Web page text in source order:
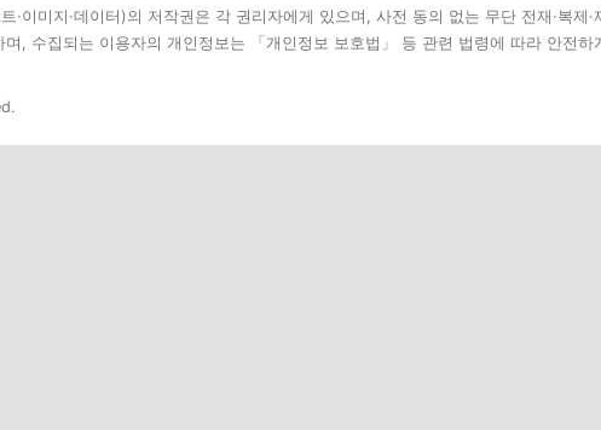
이미지·데이터)의 저작권은 각 권리자에게 있으며, 사전 동의 없는 무단 전재·복제·
, 수집되는 이용자의 개인정보는 「개인정보 보호법」 등 관련 법령에 따라 안전하